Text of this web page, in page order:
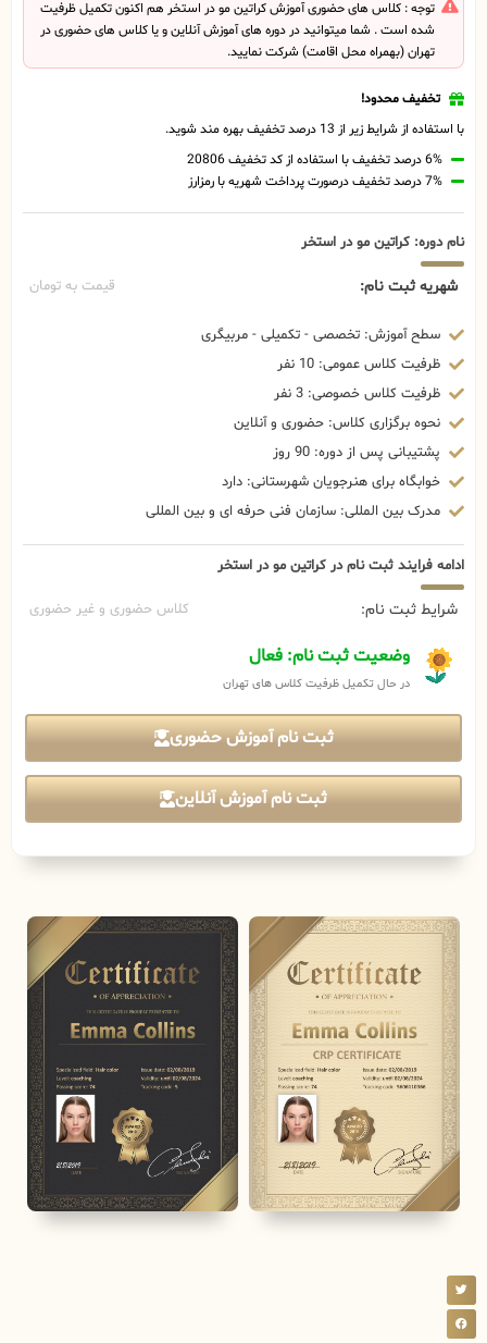
توجه : کلاس های حضوری آموزش کراتین مو در استخر هم اکنون تکمیل ظرفیت
شده است . شما میتوانید در دوره های آموزش آنلاین و یا کلاس های حضوری در
تهران (بهمراه محل اقامت) شرکت نمایید.
تخفیف محدود!
با استفاده از شرایط زیر از 13 درصد تخفیف بهره مند شوید.
6% درصد تخفیف با استفاده از کد تخفیف 20806
7% درصد تخفیف درصورت پرداخت شهریه با رمزارز
نام دوره: کراتین مو در استخر
شهریه ثبت نام: قیمت به تومان
سطح آموزش: تخصصی - تکمیلی - مربیگری
ظرفیت کلاس عمومی: 10 نفر
ظرفیت کلاس خصوصی: 3 نفر
نحوه برگزاری کلاس: حضوری و آنلاین
پشتیبانی پس از دوره: 90 روز
خوابگاه برای هنرجویان شهرستانی: دارد
مدرک بین المللی: سازمان فنی حرفه ای و بین المللی
ادامه فرایند ثبت نام در کراتین مو در استخر
شرایط ثبت نام: کلاس حضوری و غیر حضوری
وضعیت ثبت نام: فعال
در حال تکمیل ظرفیت کلاس های تهران
ثبت نام آموزش حضوری
ثبت نام آموزش آنلاین